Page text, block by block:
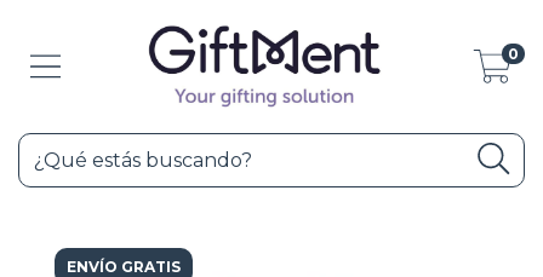
0
ENVÍO GRATIS